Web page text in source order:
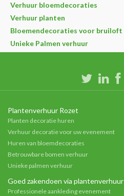
Verhuur bloemdecoraties
Verhuur planten
Bloemendecoraties voor bruiloft
Unieke Palmen verhuur
Plantenverhuur Rozet
Planten decoratie huren
Verhuur decoratie voor uw evenement
Huren van bloemdecoraties
Betrouwbare bomen verhuur
Unieke palmen verhuur
Goed zakendoen via plantenverhuur
Professionele aankleding evenement